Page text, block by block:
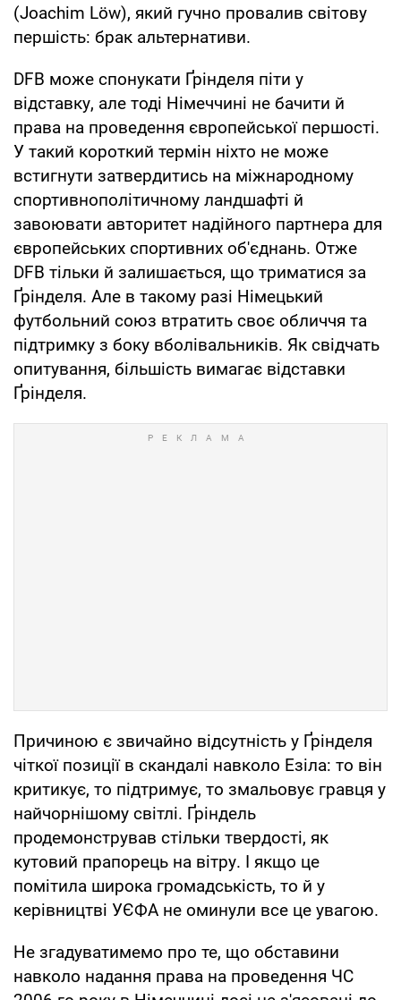
(Joachim Löw), який гучно провалив світову
першість: брак альтернативи.
DFB може спонукати Ґрінделя піти у
відставку, але тоді Німеччині не бачити й
права на проведення європейської першості.
У такий короткий термін ніхто не може
встигнути затвердитись на міжнародному
спортивнополітичному ландшафті й
завоювати авторитет надійного партнера для
європейських спортивних об'єднань. Отже
DFB тільки й залишається, що триматися за
Ґрінделя. Але в такому разі Німецький
футбольний союз втратить своє обличчя та
підтримку з боку вболівальників. Як свідчать
опитування, більшість вимагає відставки
Ґрінделя.
Причиною є звичайно відсутність у Ґрінделя
чіткої позиції в скандалі навколо Езіла: то він
критикує, то підтримує, то змальовує гравця у
найчорнішому світлі. Ґріндель
продемонстрував стільки твердості, як
кутовий прапорець на вітру. І якщо це
помітила широка громадськість, то й у
керівництві УЄФА не оминули все це увагою.
Не згадуватимемо про те, що обставини
навколо надання права на проведення ЧС